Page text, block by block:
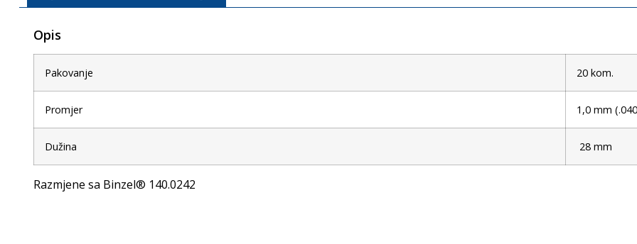
Opis
Pakovanje 20 kom.
Promjer 1,0 mm
Dužina 28 mm
Razmjene sa Binzel® 140.0242